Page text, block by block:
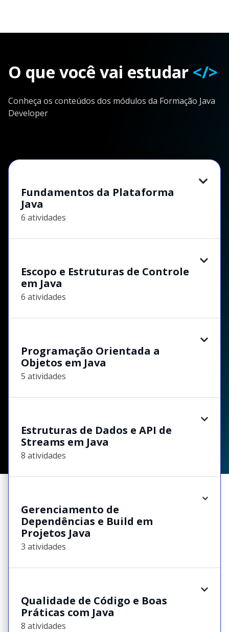
O que você vai estudar </>
Conheça os conteúdos dos módulos da Formação Java
Developer
Fundamentos da Plataforma
Java
6 atividades
Escopo e Estruturas de Controle
em Java
6 atividades
Programação Orientada a
Objetos em Java
5 atividades
Estruturas de Dados e API de
Streams em Java
8 atividades
Gerenciamento de
Dependências e Build em
Projetos Java
3 atividades
Qualidade de Código e Boas
Práticas com Java
8 atividades